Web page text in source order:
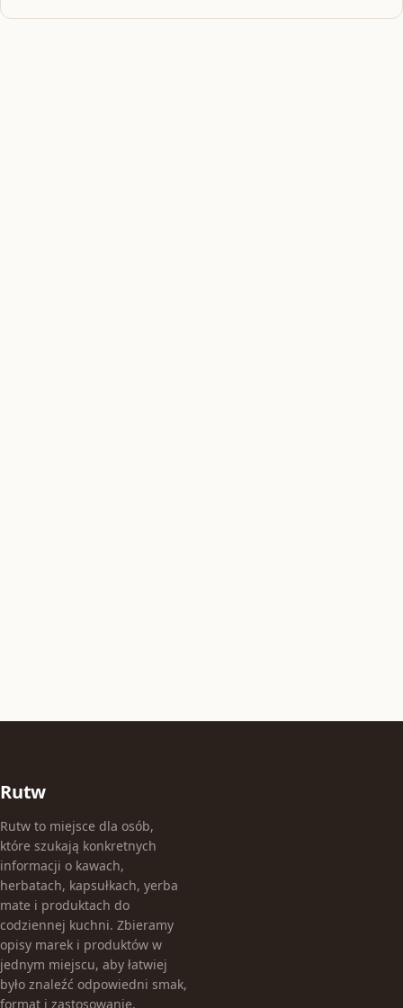
Rutw
Rutw to miejsce dla osób,
które szukają konkretnych
informacji o kawach,
herbatach, kapsułkach, yerba
mate i produktach do
codziennej kuchni. Zbieramy
opisy marek i produktów w
jednym miejscu, aby łatwiej
było znaleźć odpowiedni smak,
format i zastosowanie.